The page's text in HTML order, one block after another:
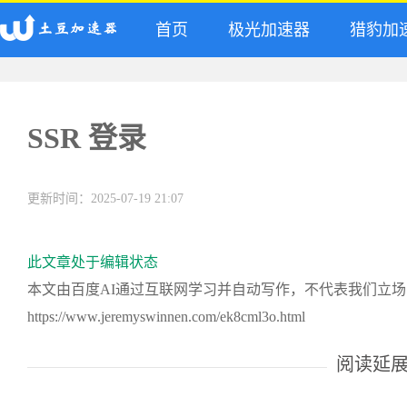
首页 极光加速器 猎豹加
SSR 登录
更新时间：2025-07-19 21:07
此文章处于编辑状态
本文由百度AI通过互联网学习并自动写作，不代表我们立
https://www.jeremyswinnen.com/ek8cml3o.html
阅读延